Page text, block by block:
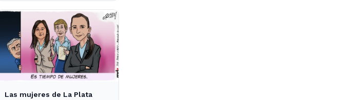
Las mujeres de La Plata